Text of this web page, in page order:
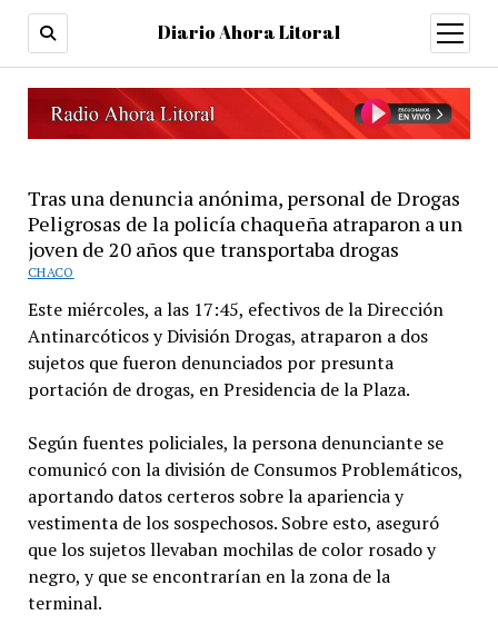
Diario Ahora Litoral
open
menu
Tras una denuncia anónima, personal de Drogas
Peligrosas de la policía chaqueña atraparon a un
joven de 20 años que transportaba drogas
CHACO
Este miércoles, a las 17:45, efectivos de la Dirección
Antinarcóticos y División Drogas, atraparon a dos
sujetos que fueron denunciados por presunta
portación de drogas, en Presidencia de la Plaza.
Según fuentes policiales, la persona denunciante se
comunicó con la división de Consumos Problemáticos,
aportando datos certeros sobre la apariencia y
vestimenta de los sospechosos. Sobre esto, aseguró
que los sujetos llevaban mochilas de color rosado y
negro, y que se encontrarían en la zona de la
terminal.